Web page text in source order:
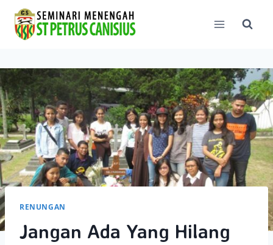
content
RENUNGAN
Jangan Ada Yang Hilang